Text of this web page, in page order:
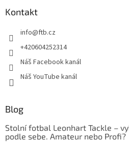
Kontakt
info@ftb.cz
+420604252314
Náš Facebook kanál
Náš YouTube kanál
Blog
Stolní fotbal Leonhart Tackle –
podle sebe. Amateur nebo Profi?